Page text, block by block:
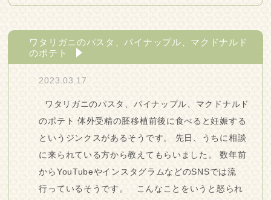
ワタリガニのパスタ、パイナップル、マクドナルド
のポテト
2023.03.17
ワタリガニのパスタ、パイナップル、マクドナルド
のポテト 体外受精の胚移植前後に食べると妊娠する
というジンクスがあるそうです。 先日、うちに相談
に来られている方から教えてもらいました。 数年前
からYouTubeやインスタグラムなどのSNSでは流
行っているそうです。 こんなことをいうと怒られ